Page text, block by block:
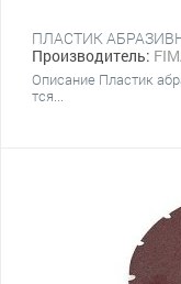
ПЛАСТИК
Производитель:
Описание Пластик
тся...